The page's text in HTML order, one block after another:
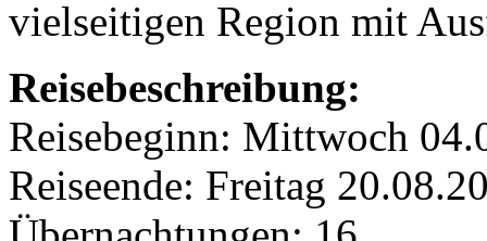
vielseitigen Region mit
Reisebeschreibung:
Reisebeginn: Mittwoch
Reiseende: Freitag